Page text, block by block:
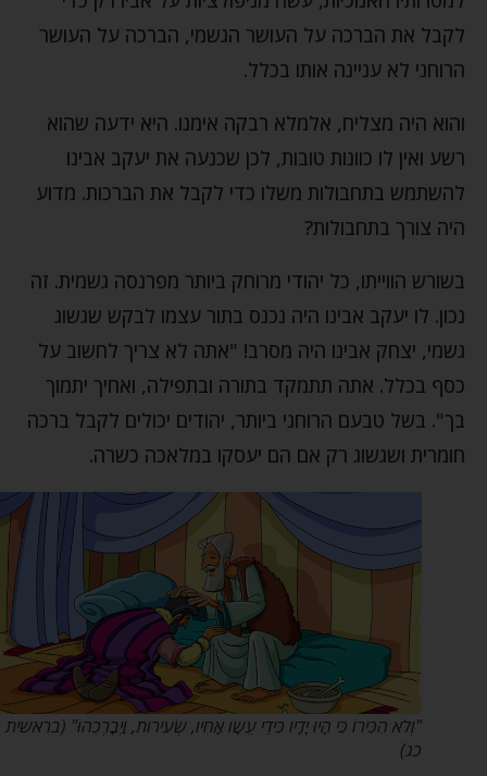
לקבל את הברכה על העושר הגשמי, הברכה על העושר
הרוחני לא עניינה אותו בכלל.
והוא היה מצליח, אלמלא רבקה אימנו. היא ידעה שהוא
רשע ואין לו כוונות טובות, לכן שכנעה את יעקב אבינו
להשתמש בתחבולות משלו כדי לקבל את הברכות. מדוע
היה צורך בתחבולות?
בשורש הווייתו, כל יהודי מרוחק ביותר מפרנסה גשמית. זה
נכון. לו יעקב אבינו היה נכנס בתור עצמו לבקש שגשוג
גשמי, יצחק אבינו היה מסרב! "אתה לא צריך לחשוב על
כסף בכלל. אתה תתמקד בתורה ובתפילה, ואחיך יתמוך
בך". בשל טבעם הרוחני ביותר, יהודים יכולים לקבל ברכה
חומרית ושגשוג רק אם הם יעסקו במלאכה כשרה.
"וְלֹא הִכִּירוֹ כִּי הָיוּ יָדָיו כִּידֵי עֵשָׂו אָחִיו, שְׂעִירות, וַיְבָרְכֵהוּ" (בראשית כז,